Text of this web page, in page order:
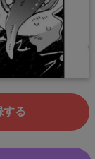
する